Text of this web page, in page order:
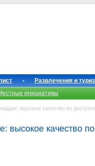
Развлечения и
инициативы
высокое качество по
высокое качество